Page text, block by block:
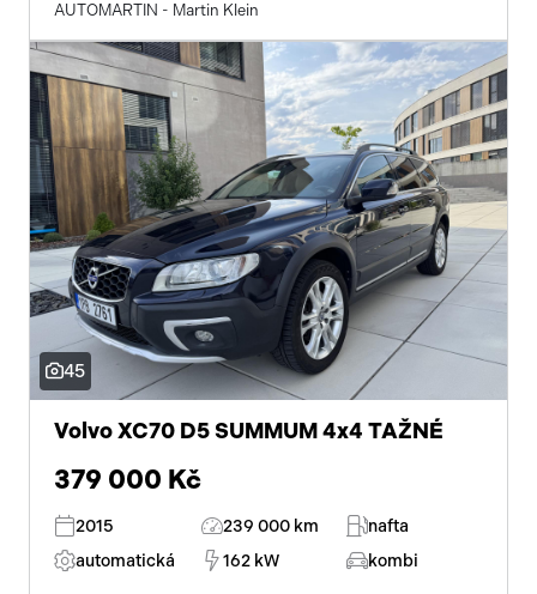
AUTOMARTIN - Martin Klein
45
Volvo XC70 D5 SUMMUM 4x4 TAŽNÉ
379 000 Kč
2015 239 000 km
nafta
automatická
162 kW kombi